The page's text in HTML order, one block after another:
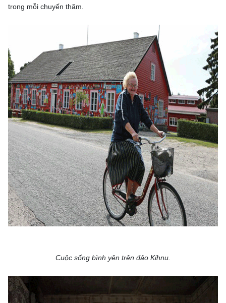
trong mỗi chuyến thăm.
Cuộc sống bình yên trên đảo Kihnu.